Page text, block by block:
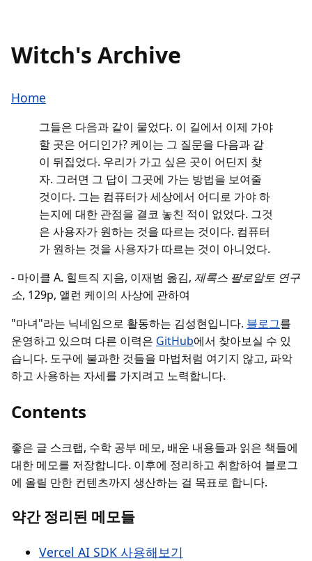
Witch's Archive
Home
그들은 다음과 같이 물었다. 이 길에서 이제 가야
할 곳은 어디인가? 케이는 그 질문을 다음과 같
이 뒤집었다. 우리가 가고 싶은 곳이 어딘지 찾
자. 그러면 그 답이 그곳에 가는 방법을 보여줄
것이다. 그는 컴퓨터가 세상에서 어디로 가야 하
는지에 대한 관점을 결코 놓친 적이 없었다. 그것
은 사용자가 원하는 것을 따르는 것이다. 컴퓨터
가 원하는 것을 사용자가 따르는 것이 아니었다.
- 마이클 A. 힐트직 지음, 이재범 옮김, 제록스 팔로알토 연구
소, 129p, 앨런 케이의 사상에 관하여
"마녀"라는 닉네임으로 활동하는 김성현입니다. 블로그를
운영하고 있으며 다른 이력은 GitHub에서 찾아보실 수 있
습니다. 도구에 불과한 것들을 마법처럼 여기지 않고, 파악
하고 사용하는 자세를 가지려고 노력합니다.
Contents
좋은 글 스크랩, 수학 공부 메모, 배운 내용들과 읽은 책들에
대한 메모를 저장합니다. 이후에 정리하고 취합하여 블로그
에 올릴 만한 컨텐츠까지 생산하는 걸 목표로 합니다.
약간 정리된 메모들
Vercel AI SDK 사용해보기